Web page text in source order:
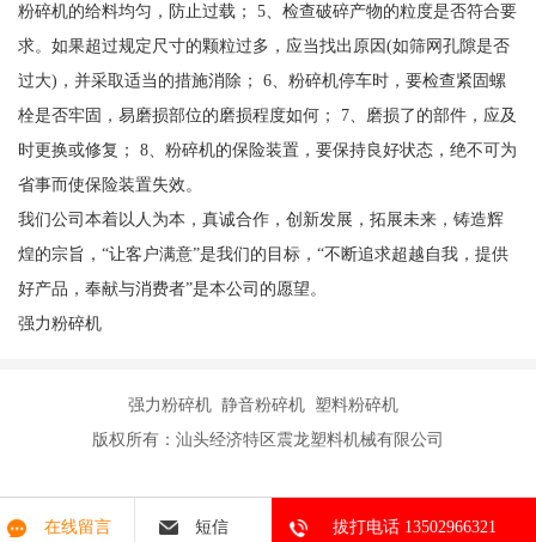
粉碎机的给料均匀，防止过载； 5、检查破碎产物的粒度是否符合要
求。如果超过规定尺寸的颗粒过多，应当找出原因(如筛网孔隙是否
过大)，并采取适当的措施消除； 6、粉碎机停车时，要检查紧固螺
栓是否牢固，易磨损部位的磨损程度如何； 7、磨损了的部件，应及
时更换或修复； 8、粉碎机的保险装置，要保持良好状态，绝不可为
省事而使保险装置失效。
我们公司本着以人为本，真诚合作，创新发展，拓展未来，铸造辉
煌的宗旨，“让客户满意”是我们的目标，“不断追求超越自我，提供
好产品，奉献与消费者”是本公司的愿望。
强力粉碎机
强力粉碎机 静音粉碎机 塑料粉碎机
版权所有：汕头经济特区震龙塑料机械有限公司
在线留言 短信 拔打电话 13502966321